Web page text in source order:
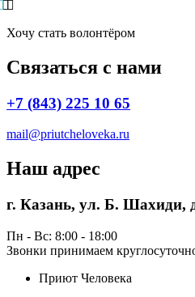
Хочу стать волонтёром
Связаться с нами
+7 (843) 225 10 65
mail@priutcheloveka.ru
Наш адрес
г. Казань, ул. Б. Шахиди,
Пн - Вс: 8:00 - 18:00
Звонки принимаем
Приют Человека